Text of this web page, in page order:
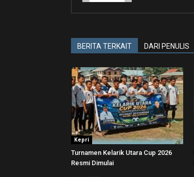
BERITA TERKAIT DARI PENULIS
Kepri
Turnamen Kelarik Utara Cup 2026
Resmi Dimulai